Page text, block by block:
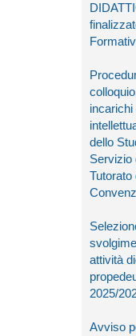
incarichi
dello
Servizio
Tutorato
attività
2025/
Avviso